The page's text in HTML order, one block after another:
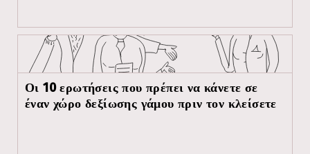
Οι 10 ερωτήσεις που πρέπει να κάνετε σε
έναν χώρο δεξίωσης γάμου πριν τον κλείσετε